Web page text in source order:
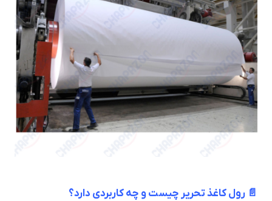
📄 رول کاغذ تحریر چیست و چه کاربردی دارد؟